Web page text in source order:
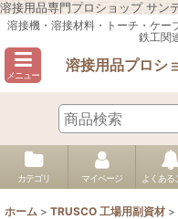
溶接用品専門プロショップ サン
溶接機・溶接材料・トーチ・ケー
鉄工関
メニュー
溶接用品プロシ
カテゴリ マイページ よくある
ホーム > TRUSCO 工場用副資材 >